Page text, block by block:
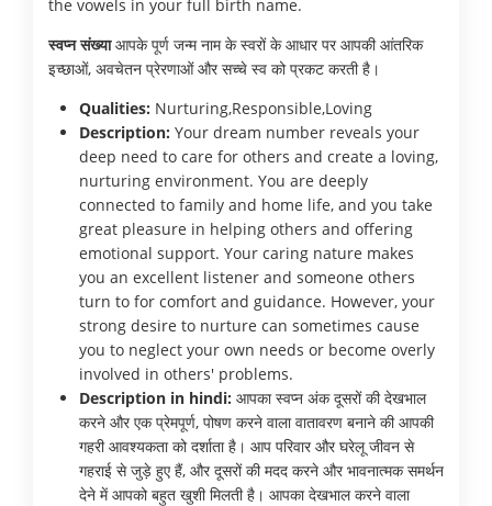
the vowels in your full birth name.
स्वप्न संख्याआपके पूर्ण जन्म नाम के स्वरों के आधार पर आपकी आंतरिक
इच्छाओं, अवचेतन प्रेरणाओं और सच्चे स्व को प्रकट करती है।
Qualities: Nurturing,Responsible,Loving
Description: Your dream number reveals your
deep need to care for others and create a loving,
nurturing environment. You are deeply
connected to family and home life, and you take
great pleasure in helping others and offering
emotional support. Your caring nature makes
you an excellent listener and someone others
turn to for comfort and guidance. However, your
strong desire to nurture can sometimes cause
you to neglect your own needs or become overly
involved in others' problems.
Description in hindi: आपका स्वप्न अंक दूसरों की देखभाल
करने और एक प्रेमपूर्ण, पोषण करने वाला वातावरण बनाने की आपकी
गहरी आवश्यकता को दर्शाता है। आप परिवार और घरेलू जीवन से
गहराई से जुड़े हुए हैं, और दूसरों की मदद करने और भावनात्मक समर्थन
देने में आपको बहुत खुशी मिलती है। आपका देखभाल करने वाला